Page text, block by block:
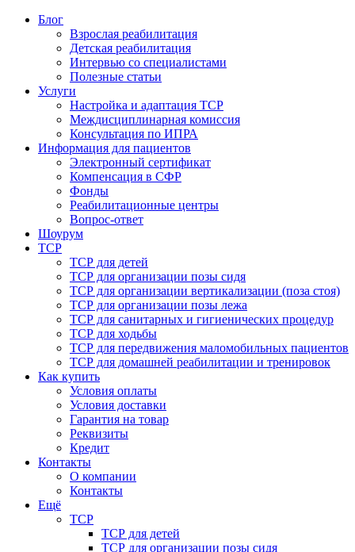
Блог
Взрослая реабилитация
Детская реабилитация
Интервью со специалистами
Полезные статьи
Услуги
Настройка и адаптация ТСР
Междисциплинарная комиссия
Консультация по ИПРА
Информация для пациентов
Электронный сертификат
Компенсация в СФР
Фонды
Реабилитационные центры
Вопрос-ответ
Шоурум
ТСР
ТСР для детей
ТСР для организации позы сидя
ТСР для организации вертикализации (поза стоя)
ТСР для организации позы лежа
ТСР для санитарных и гигиенических процедур
ТСР для ходьбы
ТСР для передвижения маломобильных пациентов
ТСР для домашней реабилитации и тренировок
Как купить
Условия оплаты
Условия доставки
Гарантия на товар
Реквизиты
Кредит
Контакты
О компании
Контакты
Ещё
ТСР
ТСР для детей
ТСР для организации позы сидя